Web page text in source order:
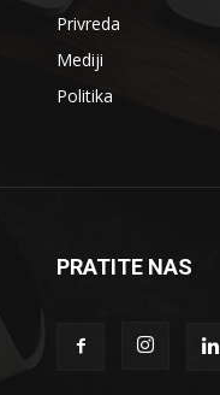
Privreda
Mediji
Politika
PRATITE NAS